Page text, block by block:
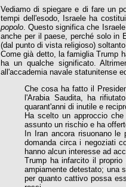
Vediamo di spiegare e di fare un
tempi dell'esodo, Israele ha
popolo . Questo significa che
anche per il paese, perché solo in
(dal punto di vista religioso)
Come già detto, la famiglia Trump
ha un qualche significato.
all'accademia navale statunitense
Che cosa ha fatto il
l'Arabia Saudita, ha
quarant'anni di inutile e
Ha scelto un approccio
assunto un rischio e ha
In Iran ancora risuonano le
domanda circa i negoziati
hanno alcun interesse ad
Trump ha infarcito il
ampiamente detestato; una
per quanto cattivo possa